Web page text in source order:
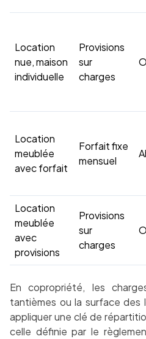
Location
nue, maison
individuelle
Provisions
sur
charges
Location
meublée
avec forfait
Forfait fixe
mensuel
Location
meublée
avec
provisions
Provisions
sur
charges
En copropriété, les
tantièmes ou la surface
appliquer une clé de
celle définie par le